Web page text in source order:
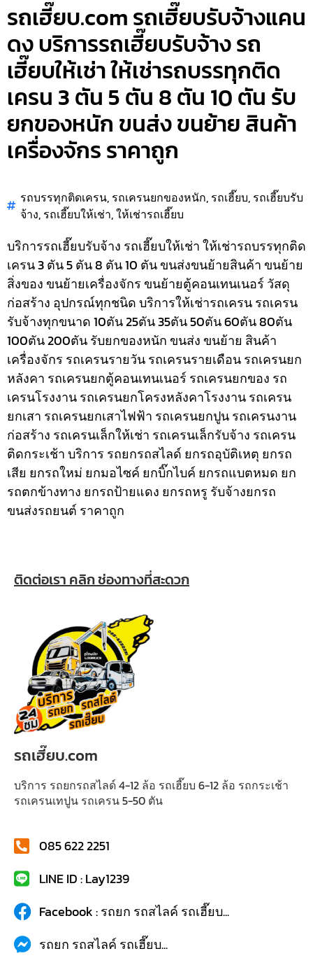
รถเฮี๊ยบ.com รถเฮี๊ยบรับจ้างแคน
ดง บริการรถเฮี๊ยบรับจ้าง รถ
เฮี๊ยบให้เช่า ให้เช่ารถบรรทุกติด
เครน 3 ตัน 5 ตัน 8 ตัน 10 ตัน รับ
ยกของหนัก ขนส่ง ขนย้าย สินค้า
เครื่องจักร ราคาถูก
รถบรรทุกติดเครน, รถเครนยกของหนัก, รถเฮี๊ยบ, รถเฮี๊ยบรับ
จ้าง, รถเฮี๊ยบให้เช่า,ให้เช่ารถเฮี๊ยบ
บริการรถเฮี๊ยบรับจ้าง รถเฮี๊ยบให้เช่า ให้เช่ารถบรรทุกติด
เครน 3 ตัน 5 ตัน 8 ตัน 10 ตัน ขนส่งขนย้ายสินค้า ขนย้าย
สิ่งของ ขนย้ายเครื่องจักร ขนย้ายตู้คอนเทนเนอร์ วัสดุ
ก่อสร้าง อุปกรณ์ทุกชนิดบริการให้เช่ารถเครน รถเครน
รับจ้างทุกขนาด 10ตัน 25ตัน 35ตัน 50ตัน 60ตัน 80ตัน
100ตัน 200ตัน รับยกของหนัก ขนส่ง ขนย้าย สินค้า
เครื่องจักร รถเครนรายวัน รถเครนรายเดือน รถเครนยก
หลังคา รถเครนยกตู้คอนเทนเนอร์ รถเครนยกของ รถ
เครนโรงงาน รถเครนยกโครงหลังคาโรงงาน รถเครน
ยกเสา รถเครนยกเสาไฟฟ้า รถเครนยกปูน รถเครนงาน
ก่อสร้าง รถเครนเล็กให้เช่า รถเครนเล็กรับจ้าง รถเครน
ติดกระเช้าบริการ รถยกรถสไลด์ ยกรถอุบัติเหตุ ยกรถ
เสีย ยกรถใหม่ ยกมอไซค์ ยกบิ๊กไบค์ ยกรถแบตหมด ยก
รถตกข้างทาง ยกรถป้ายแดง ยกรถหรู รับจ้างยกรถ
ขนส่งรถยนต์ ราคาถูก
ติดต่อเรา คลิก ช่องทางที่สะดวก
รถเฮี๊ยบ.com
บริการ รถยกรถสไลด์ 4-12 ล้อ รถเฮี๊ยบ 6-12 ล้อ รถกระเช้า
รถเครนเทปูน รถเครน 5-50 ตัน
085 622 2251
LINE ID : Lay1239
Facebook : รถยก รถสไลค์ รถเฮี๊ยบ...
รถยก รถสไลค์ รถเฮี๊ยบ...